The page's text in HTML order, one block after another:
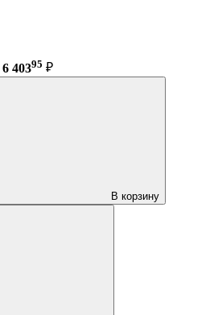
6 40395 ₽
В корзину